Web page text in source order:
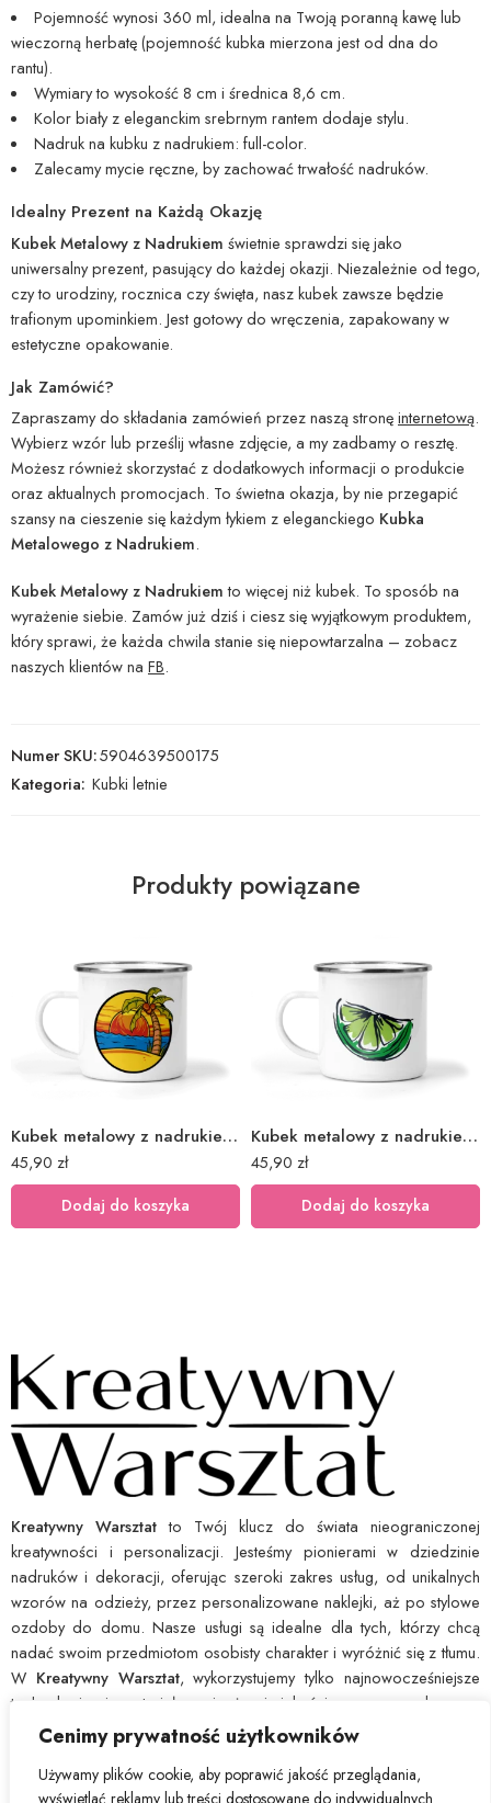
Cenimy prywatność użytkowników
Używamy plików cookie, aby poprawić jakość przeglądania,
Pojemność wynosi 360 ml, idealna na Twoją poranną kawę lub
wieczorną herbatę (pojemność kubka mierzona jest od dna do
rantu).
Wymiary to wysokość 8 cm i średnica 8,6 cm.
Kolor biały z eleganckim srebrnym rantem dodaje stylu.
Nadruk na kubku z nadrukiem: full-color.
Zalecamy mycie ręczne, by zachować trwałość nadruków.
Idealny Prezent na Każdą Okazję
Kubek Metalowy z Nadrukiem świetnie sprawdzi się jako
uniwersalny prezent, pasujący do każdej okazji. Niezależnie od tego,
czy to urodziny, rocznica czy święta, nasz kubek zawsze będzie
trafionym upominkiem. Jest gotowy do wręczenia, zapakowany w
estetyczne opakowanie.
Jak Zamówić?
Zapraszamy do składania zamówień przez naszą stronęinternetową.
Wybierz wzór lub prześlij własne zdjęcie, a my zadbamy o resztę.
Możesz również skorzystać z dodatkowych informacji o produkcie
oraz aktualnych promocjach. To świetna okazja, by nie przegapić
szansy na cieszenie się każdym łykiem z eleganckiego Kubka
Metalowego z Nadrukiem.
Kubek Metalowy z Nadrukiemto więcej niż kubek. To sposób na
wyrażenie siebie. Zamów już dziś i ciesz się wyjątkowym produktem,
który sprawi, że każda chwila stanie się niepowtarzalna – zobacz
naszych klientów na FB.
Numer SKU:5904639500175
Kategoria: Kubki letnie
Produkty powiązane
Kubek metalowy z nadrukiem plaża palma
45,90 zł
Dodaj do koszyka
Kubek metalowy z nadrukiem owoc limonka
45,90 zł
Dodaj do koszyka
Kreatywny Warsztat to Twój klucz do świata nieograniczonej
kreatywności i personalizacji. Jesteśmy pionierami w dziedzinie
nadruków i dekoracji, oferując szeroki zakres usług, od unikalnych
wzorów na odzieży, przez personalizowane naklejki, aż po stylowe
ozdoby do domu. Nasze usługi są idealne dla tych, którzy chcą
nadać swoim przedmiotom osobisty charakter i wyróżnić się z tłumu.
W Kreatywny Warsztat, wykorzystujemy tylko najnowocześniejsze
technologie i materiały najwyższej jakości, co pozwala nam
zagwarantować wytrzymałość i ostrość każdego nadruku. Dajemy Ci
narzędzia, byś mógł łatwo wyrazić swoją indywidualność i ożywić
swoje pomysły. WybierzKreatywny Warsztat, by przekształcić